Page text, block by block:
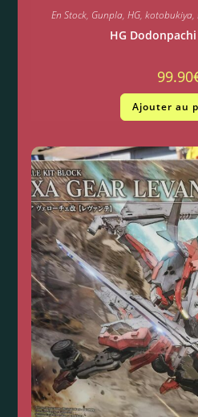
En Stock, Gunpla, HG, kotobukiya,
HG
99.90
Ajouter au